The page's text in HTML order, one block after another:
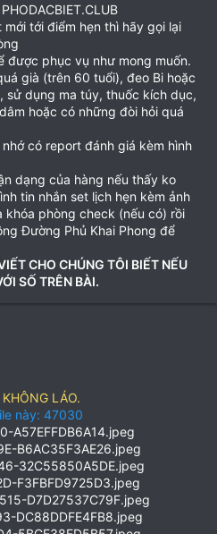
tới điểm hẹn thì hãy gọi lại
được phục vụ như mong muốn.
già (trên 60 tuổi), đeo Bi hoặc
sử dụng ma túy, thuốc kích dục,
hoặc có những đòi hỏi quá
có report đánh giá kèm hình
dạng của hàng nếu thấy ko
tin nhắn set lịch hẹn kèm ảnh
phòng check (nếu có) rồi
Đường Phủ Khai Phong để
CHO CHÚNG TÔI BIẾT NẾU
SỐ TRÊN BÀI.
LÁO.
này: 47030